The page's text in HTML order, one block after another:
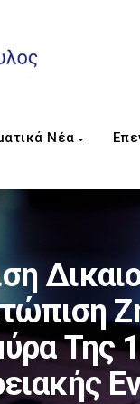
Νέα
Της